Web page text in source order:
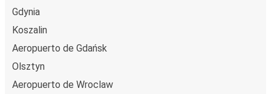
Gdynia
Koszalin
Aeropuerto de Gdańsk
Olsztyn
Aeropuerto de Wroclaw